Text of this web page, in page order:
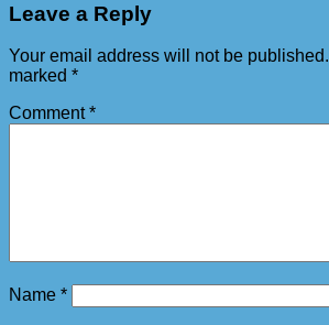
Leave a Reply
Your email address will not be published.
marked *
Comment*
Name *